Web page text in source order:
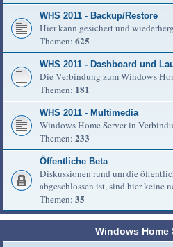
WHS 2011 - Backup/Restore
Hier kann gesichert und
Themen: 625
WHS 2011 - Dashboard und
Die Verbindung zum Windows
Themen: 181
WHS 2011 - Multimedia
Windows Home Server in
Themen: 233
Öffentliche Beta
Diskussionen rund um die
abgeschlossen ist, sind hier keine
Themen: 35
Windows Home